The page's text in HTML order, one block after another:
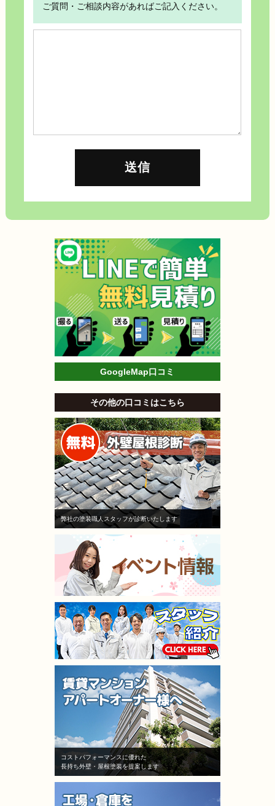
ご質問・ご相談内容があればご記入ください。
GoogleMap口コミ
その他の口コミはこちら
弊社の塗装職人スタッフが診断いたします
コストパフォーマンスに優れた
長持ち外壁・屋根塗装を提案します